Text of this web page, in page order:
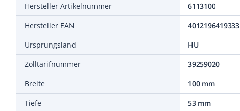
Hersteller Artikelnummer
6113100
Hersteller EAN
4012196419333
Ursprungsland
HU
Zolltarifnummer
39259020
Breite
100 mm
Tiefe
53 mm